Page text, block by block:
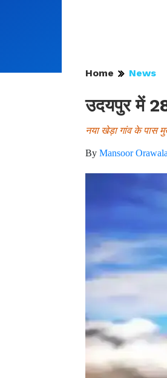
Home News
उदयपुर में
नया खेड़ा गांव के पास
By Mansoor Orawala